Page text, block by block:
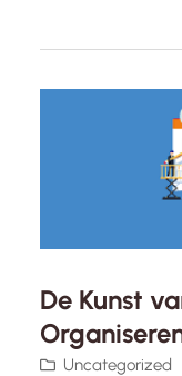
bepalen,
De Kunst
Uncategorized